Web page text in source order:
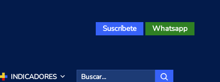
Suscríbete Whatsapp
INDICADORES